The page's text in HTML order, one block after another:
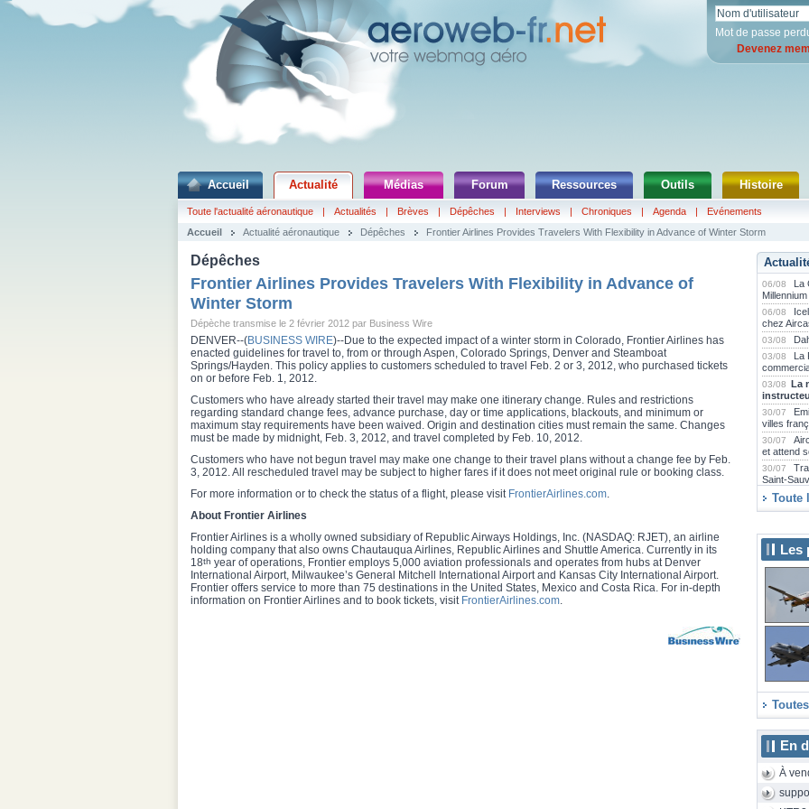
Mot de passe
Devenez
Accueil Actualité Médias Forum Ressources Outils Histoire
Toute l'actualité aéronautique | Actualités | Brèves | Dépêches | Interviews | Chroniques | Agenda |
Evénements
Accueil
Actualité aéronautique Dépêches Frontier Airlines Provides Travelers With Flexibility in Advance of Winter Storm
Dépêches
Frontier Airlines Provides Travelers With Flexibility in Advance of
Winter Storm
Dépèche transmise le 2 février 2012 par Business Wire
DENVER--(BUSINESS WIRE)--Due to the expected impact of a winter storm in Colorado, Frontier Airlines has
enacted guidelines for travel to, from or through Aspen, Colorado Springs, Denver and Steamboat
Springs/Hayden. This policy applies to customers scheduled to travel Feb. 2 or 3, 2012, who purchased tickets
on or before Feb. 1, 2012.
Customers who have already started their travel may make one itinerary change. Rules and restrictions
regarding standard change fees, advance purchase, day or time applications, blackouts, and minimum or
maximum stay requirements have been waived. Origin and destination cities must remain the same. Changes
must be made by midnight, Feb. 3, 2012, and travel completed by Feb. 10, 2012.
Customers who have not begun travel may make one change to their travel plans without a change fee by Feb.
3, 2012. All rescheduled travel may be subject to higher fares if it does not meet original rule or booking class.
For more information or to check the status of a flight, please visit FrontierAirlines.com.
About Frontier Airlines
Frontier Airlines is a wholly owned subsidiary of Republic Airways Holdings, Inc. (NASDAQ: RJET), an airline
holding company that also owns Chautauqua Airlines, Republic Airlines and Shuttle America. Currently in its
18th year of operations, Frontier employs 5,000 aviation professionals and operates from hubs at Denver
International Airport, Milwaukee’s General Mitchell International Airport and Kansas City International Airport.
Frontier offers service to more than 75 destinations in the United States, Mexico and Costa Rica. For in-depth
information on Frontier Airlines and to book tickets, visit FrontierAirlines.com.
06/08
La
Millennium
06/08
chez
03/08
03/08
La
03/08 La
30/07
villes
30/07
et attend
30/07
Saint-
30/07
collection
29/07 La
2000D
Praetor
29/07
E175 neuf
29/07 Air
28/07 Le
Aeroscopia
28/07 Le
Sunrise
de 24
28/07
28/07
cet hiver
Toute
Les
En
À